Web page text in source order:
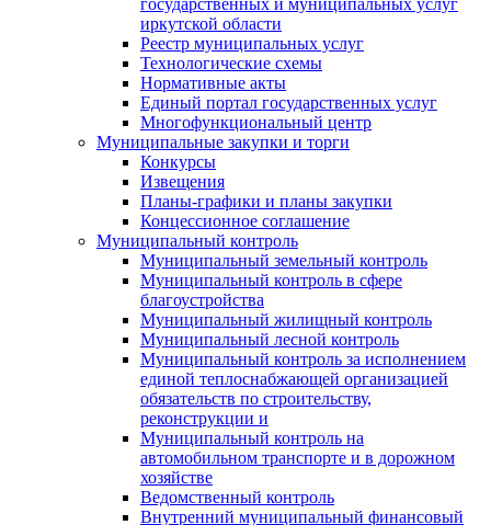
государственных и муниципальных услуг
иркутской области
Реестр муниципальных услуг
Технологические схемы
Нормативные акты
Единый портал государственных услуг
Многофункциональный центр
Муниципальные закупки и торги
Конкурсы
Извещения
Планы-графики и планы закупки
Концессионное соглашение
Муниципальный контроль
Муниципальный земельный контроль
Муниципальный контроль в сфере
благоустройства
Муниципальный жилищный контроль
Муниципальный лесной контроль
Муниципальный контроль за исполнением
единой теплоснабжающей организацией
обязательств по строительству,
реконструкции и
Муниципальный контроль на
автомобильном транспорте и в дорожном
хозяйстве
Ведомственный контроль
Внутренний муниципальный финансовый